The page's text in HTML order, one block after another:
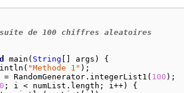
= new int [intList.
1 ; i < _size; i++) {
= intList.
get (i);
de 100 chiffres aleatoires
main( String [] args) {
( "Methode 1" );
RandomGenerator. integerList1 ( 100 );
0 ; i < numList. length ; i++) {